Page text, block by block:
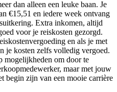
dan alleen een leuke baan. Je
€15,51 en iedere week ontvang
Extra inkomen, altijd
voor je reiskosten gezorgd.
en als je met
je kosten zelfs volledig vergoed.
om door te
maar met jouw
begin zijn van een mooie carrière